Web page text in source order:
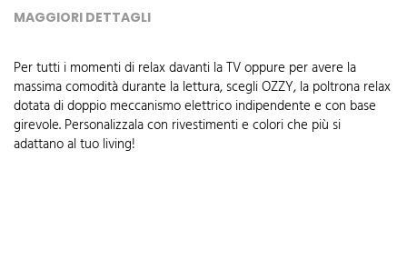
MAGGIORI DETTAGLI
Per tutti i momenti di relax davanti la TV oppure per avere la
massima comodità durante la lettura, scegli OZZY, la poltrona relax
dotata di doppio meccanismo elettrico indipendente e con base
girevole. Personalizzala con rivestimenti e colori che più si
adattano al tuo living!